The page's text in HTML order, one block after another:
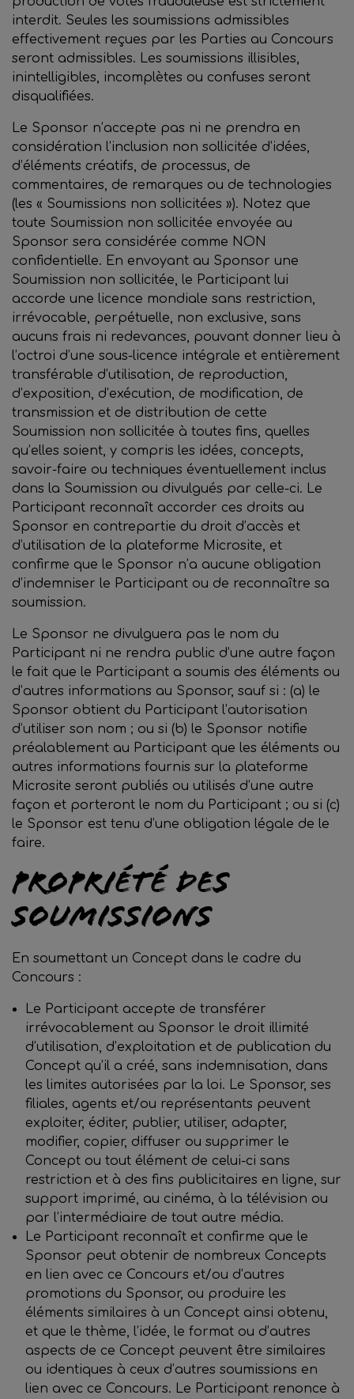
interdit. Seules les soumissions admissibles
effectivement reçues par les Parties au Concours
seront admissibles. Les soumissions illisibles,
inintelligibles, incomplètes ou confuses seront
disqualifiées.
Le Sponsor n’accepte pas ni ne prendra en
considération l’inclusion non sollicitée d’idées,
d’éléments créatifs, de processus, de
commentaires, de remarques ou de technologies
(les « Soumissions non sollicitées »). Notez que
toute Soumission non sollicitée envoyée au
Sponsor sera considérée comme NON
confidentielle. En envoyant au Sponsor une
Soumission non sollicitée, le Participant lui
accorde une licence mondiale sans restriction,
irrévocable, perpétuelle, non exclusive, sans
aucuns frais ni redevances, pouvant donner lieu à
l’octroi d’une sous-licence intégrale et entièrement
transférable d’utilisation, de reproduction,
d’exposition, d’exécution, de modification, de
transmission et de distribution de cette
Soumission non sollicitée à toutes fins, quelles
qu’elles soient, y compris les idées, concepts,
savoir-faire ou techniques éventuellement inclus
dans la Soumission ou divulgués par celle-ci. Le
Participant reconnaît accorder ces droits au
Sponsor en contrepartie du droit d’accès et
d’utilisation de la plateforme Microsite, et
confirme que le Sponsor n’a aucune obligation
d’indemniser le Participant ou de reconnaître sa
soumission.
Le Sponsor ne divulguera pas le nom du
Participant ni ne rendra public d’une autre façon
le fait que le Participant a soumis des éléments ou
d’autres informations au Sponsor, sauf si : (a) le
Sponsor obtient du Participant l’autorisation
d’utiliser son nom ; ou si (b) le Sponsor notifie
préalablement au Participant que les éléments ou
autres informations fournis sur la plateforme
Microsite seront publiés ou utilisés d’une autre
façon et porteront le nom du Participant ; ou si (c)
le Sponsor est tenu d’une obligation légale de le
faire.
Propriété des
soumissions
En soumettant un Concept dans le cadre du
Concours :
Le Participant accepte de transférer
irrévocablement au Sponsor le droit illimité
d’utilisation, d’exploitation et de publication du
Concept qu’il a créé, sans indemnisation, dans
les limites autorisées par la loi. Le Sponsor, ses
filiales, agents et/ou représentants peuvent
exploiter, éditer, publier, utiliser, adapter,
modifier, copier, diffuser ou supprimer le
Concept ou tout élément de celui-ci sans
restriction et à des fins publicitaires en ligne, sur
support imprimé, au cinéma, à la télévision ou
par l’intermédiaire de tout autre média.
Le Participant reconnaît et confirme que le
Sponsor peut obtenir de nombreux Concepts
en lien avec ce Concours et/ou d’autres
promotions du Sponsor, ou produire les
éléments similaires à un Concept ainsi obtenu,
et que le thème, l’idée, le format ou d’autres
aspects de ce Concept peuvent être similaires
ou identiques à ceux d’autres soumissions en
lien avec ce Concours. Le Participant renonce à